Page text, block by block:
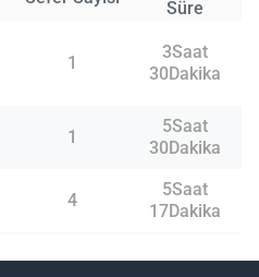
Süre
1
3Saat
30Dakika
1
5Saat
30Dakika
4
5Saat
17Dakika